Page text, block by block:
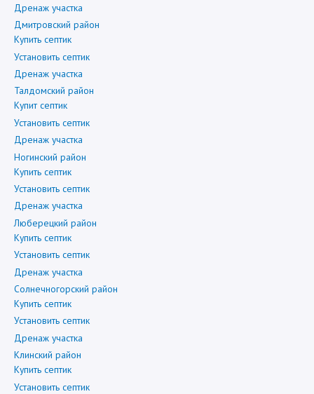
Дренаж участка
Дмитровский район
Купить септик
Установить септик
Дренаж участка
Талдомский район
Купит септик
Установить септик
Дренаж участка
Ногинский район
Купить септик
Установить септик
Дренаж участка
Люберецкий район
Купить септик
Установить септик
Дренаж участка
Солнечногорский район
Купить септик
Установить септик
Дренаж участка
Клинский район
Купить септик
Установить септик